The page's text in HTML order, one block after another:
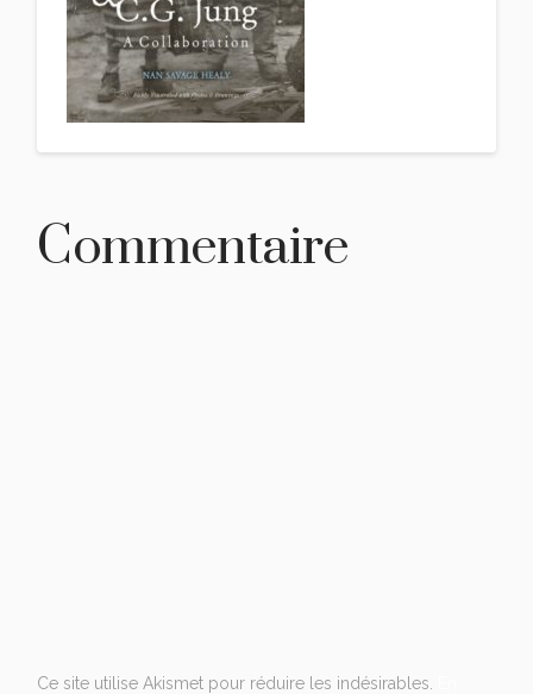
Commentaire
Ce site utilise Akismet pour réduire les indésirables.